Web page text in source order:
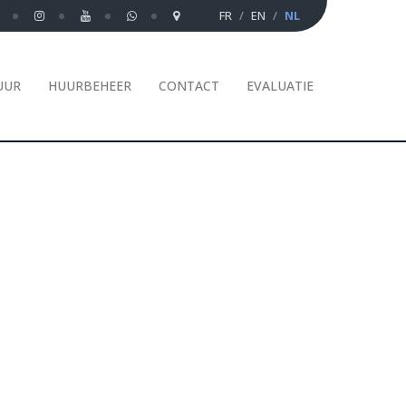
FR EN NL
HUURBEHEER CONTACT EVALUATIE